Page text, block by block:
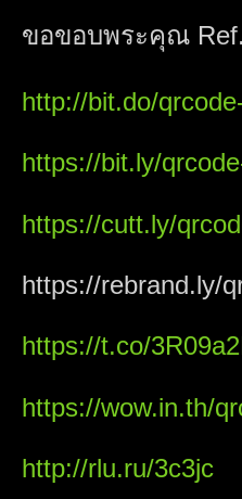
ขอขอบพระคุณ Ref.
http://bit.do/
https://bit.ly/
https://cutt.ly/
https://rebrand.ly/
https://t.co/
https://wow.in.th/
http://rlu.ru/3c3jc